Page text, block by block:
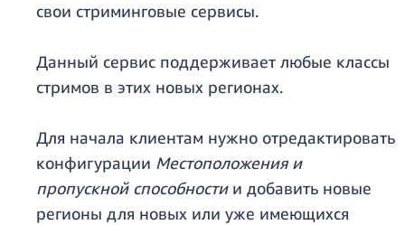
свои стриминговые сервисы.
Данный сервис поддерживает любые классы
стримов в этих новых регионах.
Для начала клиентам нужно отредактировать
конфигурации Местоположения и
пропускной способностии добавить новые
регионы для новых или уже имеющихся